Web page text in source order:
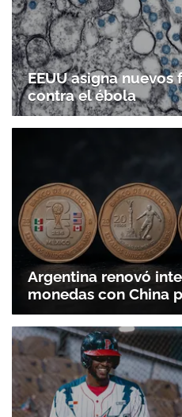
EEUU asigna
contra el ébola
Argentina renovó
monedas con China